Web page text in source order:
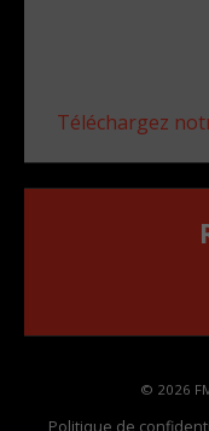
Téléchargez
© 2026
Politique de